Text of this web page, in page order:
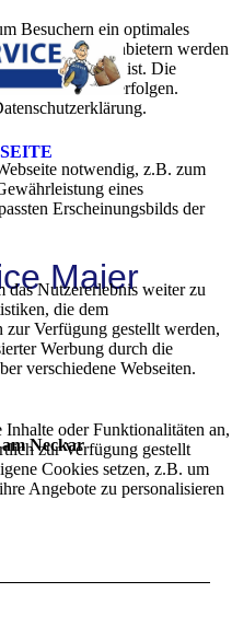
Maier
Neckar
Besuchern ein optimales
von Drittanbietern werden
Option aktiviert ist. Die
einem Drittland erfolgen.
notwendig, z.B. zum
eines
Erscheinungsbilds der
das Nutzererlebnis weiter zu
die dem
zur Verfügung gestellt werden,
Werbung durch die
verschiedene Webseiten.
oder Funktionalitäten an,
zur Verfügung gestellt
Cookies setzen, z.B. um
Angebote zu personalisieren